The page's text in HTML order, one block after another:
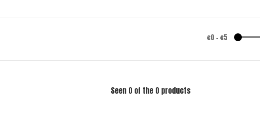
€0 - €5
Seen 0 of the 0 products